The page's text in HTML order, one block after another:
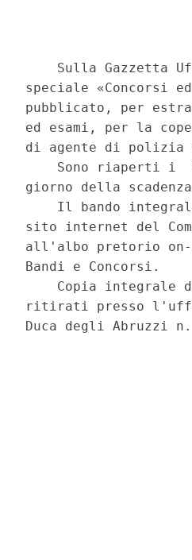
Sulla Gazzetta
speciale «Concorsi
pubblicato, per
ed esami, per la
di agente di polizia
Sono riaperti i
giorno della
Il bando
sito internet del
all'albo pretorio on-
Bandi e Concorsi.
Copia integrale
ritirati presso
Duca degli Abruzzi